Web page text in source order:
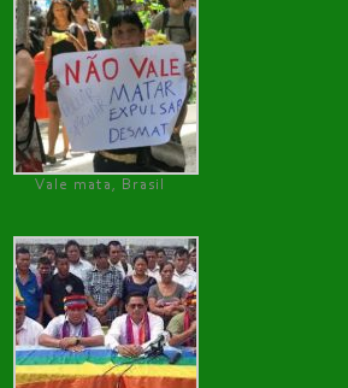
Vale mata, Brasil